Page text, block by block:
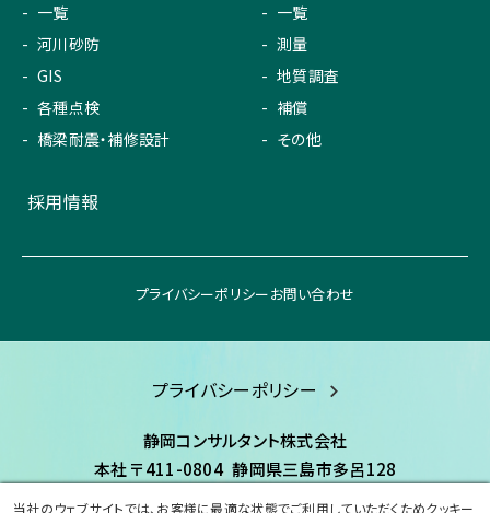
一覧
河川砂防
GIS
各種点検
橋梁耐震・補修設計
一覧
測量
地質調査
補償
その他
採用情報
プライバシーポリシーお問い合わせ
プライバシーポリシー
静岡コンサルタント株式会社
本社〒411-0804静岡県三島市多呂128
当社のウェブサイトでは、お客様に最適な状態でご利用していただくためクッキー